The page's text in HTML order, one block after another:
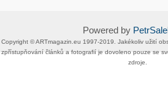
Powered by
Copyright ©​ ​​ARTmagazin.eu ​1997-2019​.​ Jakékoliv užití
zpřístupňování článků a fotografií je dovoleno pouze se
zdroje.